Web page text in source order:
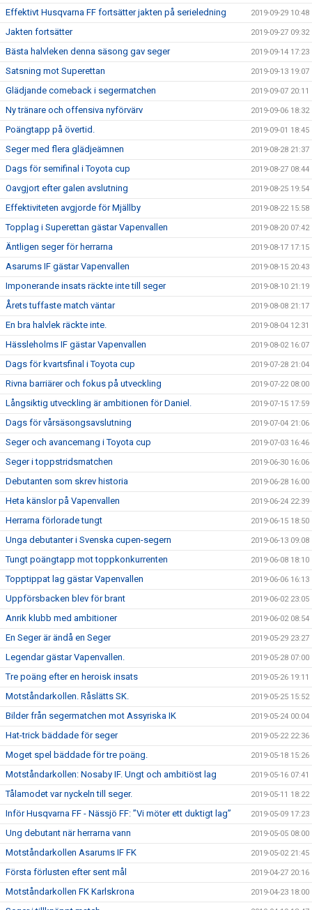
Effektivt Husqvarna FF fortsätter jakten på serieledning 2019-09-29 10:48
Jakten fortsätter 2019-09-27 09:32
Bästa halvleken denna säsong gav seger 2019-09-14 17:23
Satsning mot Superettan 2019-09-13 19:07
Glädjande comeback i segermatchen 2019-09-07 20:11
Ny tränare och offensiva nyförvärv 2019-09-06 18:32
Poängtapp på övertid. 2019-09-01 18:45
Seger med flera glädjeämnen 2019-08-28 21:37
Dags för semifinal i Toyota cup 2019-08-27 08:44
Oavgjort efter galen avslutning 2019-08-25 19:54
Effektiviteten avgjorde för Mjällby 2019-08-22 15:58
Topplag i Superettan gästar Vapenvallen 2019-08-20 07:42
Äntligen seger för herrarna 2019-08-17 17:15
Asarums IF gästar Vapenvallen 2019-08-15 20:43
Imponerande insats räckte inte till seger 2019-08-10 21:19
Årets tuffaste match väntar 2019-08-08 21:17
En bra halvlek räckte inte. 2019-08-04 12:31
Hässleholms IF gästar Vapenvallen 2019-08-02 16:07
Dags för kvartsfinal i Toyota cup 2019-07-28 21:04
Rivna barriärer och fokus på utveckling 2019-07-22 08:00
Långsiktig utveckling är ambitionen för Daniel. 2019-07-15 17:59
Dags för vårsäsongsavslutning 2019-07-04 21:06
Seger och avancemang i Toyota cup 2019-07-03 16:46
Seger i toppstridsmatchen 2019-06-30 16:06
Debutanten som skrev historia 2019-06-28 16:00
Heta känslor på Vapenvallen 2019-06-24 22:39
Herrarna förlorade tungt 2019-06-15 18:50
Unga debutanter i Svenska cupen-segern 2019-06-13 09:08
Tungt poängtapp mot toppkonkurrenten 2019-06-08 18:10
Topptippat lag gästar Vapenvallen 2019-06-06 16:13
Uppförsbacken blev för brant 2019-06-02 23:05
Anrik klubb med ambitioner 2019-06-02 08:54
En Seger är ändå en Seger 2019-05-29 23:27
Legendar gästar Vapenvallen. 2019-05-28 07:00
Tre poäng efter en heroisk insats 2019-05-26 19:11
Motståndarkollen. Råslätts SK. 2019-05-25 15:52
Bilder från segermatchen mot Assyriska IK 2019-05-24 00:04
Hat-trick bäddade för seger 2019-05-22 22:36
Moget spel bäddade för tre poäng. 2019-05-18 15:26
Motståndarkollen: Nosaby IF. Ungt och ambitiöst lag 2019-05-16 07:41
Tålamodet var nyckeln till seger. 2019-05-11 18:22
Inför Husqvarna FF - Nässjö FF: ”Vi möter ett duktigt lag” 2019-05-09 17:23
Ung debutant när herrarna vann 2019-05-05 08:00
Motståndarkollen Asarums IF FK 2019-05-02 21:45
Första förlusten efter sent mål 2019-04-27 20:16
Motståndarkollen FK Karlskrona 2019-04-23 18:00